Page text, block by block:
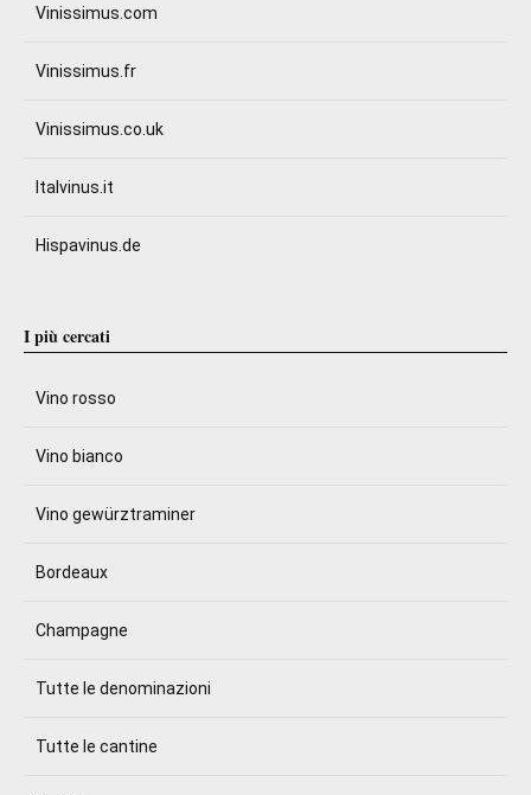
Vinissimus.com
Vinissimus.fr
Vinissimus.co.uk
Italvinus.it
Hispavinus.de
I più cercati
Vino rosso
Vino bianco
Vino gewürztraminer
Bordeaux
Champagne
Tutte le denominazioni
Tutte le cantine